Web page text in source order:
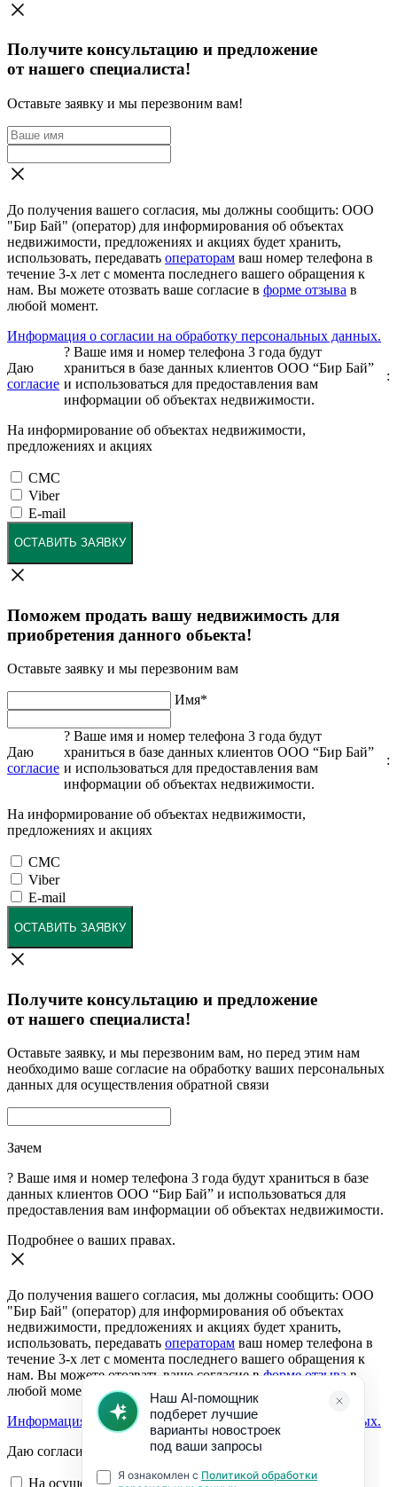
Получите консультацию и предложение
от нашего специалиста!
Оставьте заявку и мы перезвоним вам!
До получения вашего согласия, мы должны сообщить: ООО
"Бир Бай" (оператор) для информирования об объектах
недвижимости, предложениях и акциях будет хранить,
использовать, передавать операторам ваш номер телефона в
течение 3-х лет с момента последнего вашего обращения к
нам. Вы можете отозвать ваше согласие в форме отзыва в
любой момент.
Информация о согласии на обработку персональных данных.
Даю
согласие
? Ваше имя и номер телефона 3 года будут
храниться в базе данных клиентов ООО “Бир Бай”
и использоваться для предоставления вам
информации об объектах недвижимости.
:
На информирование об объектах недвижимости,
предложениях и акциях
СМС
Viber
E-mail
ОСТАВИТЬ ЗАЯВКУ
Поможем продать вашу недвижимость для
приобретения данного обьекта!
Оставьте заявку и мы перезвоним вам
Имя*
Даю
согласие
? Ваше имя и номер телефона 3 года будут
храниться в базе данных клиентов ООО “Бир Бай”
и использоваться для предоставления вам
информации об объектах недвижимости.
:
На информирование об объектах недвижимости,
предложениях и акциях
СМС
Viber
E-mail
ОСТАВИТЬ ЗАЯВКУ
Получите консультацию и предложение
от нашего специалиста!
Оставьте заявку, и мы перезвоним вам, но перед этим нам
необходимо ваше согласие на обработку ваших персональных
данных для осуществления обратной связи
Зачем
? Ваше имя и номер телефона 3 года будут храниться в базе
данных клиентов ООО “Бир Бай” и использоваться для
предоставления вам информации об объектах недвижимости.
Подробнее о ваших правах.
До получения вашего согласия, мы должны сообщить: ООО
"Бир Бай" (оператор) для информирования об объектах
недвижимости, предложениях и акциях будет хранить,
использовать, передавать операторам ваш номер телефона в
течение 3-х лет с момента последнего вашего обращения к
нам. Вы можете отозвать ваше согласие вформе отзывав
любой момент.
Информация о согласии на обработку персональных данных.
Даю согласие:
На осуществление обратной связи